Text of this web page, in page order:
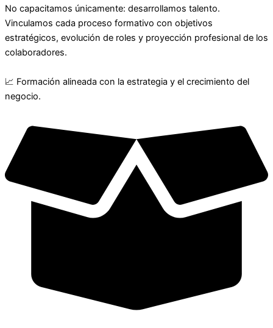
No capacitamos únicamente: desarrollamos talento.
Vinculamos cada proceso formativo con objetivos
estratégicos, evolución de roles y proyección profesional de los
colaboradores.
📈 Formación alineada con la estrategia y el crecimiento del
negocio.